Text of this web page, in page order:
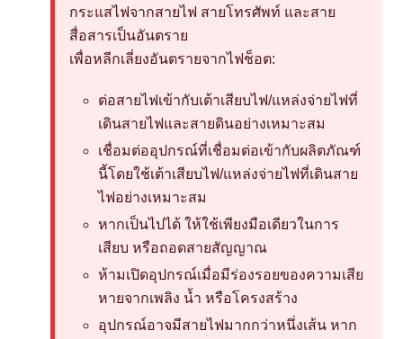
กระแสไฟจากสายไฟ สายโทรศัพท์ และสาย
สื่อสารเป็นอันตราย
เพื่อหลีกเลี่ยงอันตรายจากไฟช็อต:
ต่อสายไฟเข้ากับเต้าเสียบไฟ/แหล่งจ่ายไฟที่
เดินสายไฟและสายดินอย่างเหมาะสม
เชื่อมต่ออุปกรณ์ที่เชื่อมต่อเข้ากับผลิตภัณฑ์
นี้โดยใช้เต้าเสียบไฟ/แหล่งจ่ายไฟที่เดินสาย
ไฟอย่างเหมาะสม
หากเป็นไปได้ ให้ใช้เพียงมือเดียวในการ
เสียบ หรือถอดสายสัญญาณ
ห้ามเปิดอุปกรณ์เมื่อมีร่องรอยของความเสีย
หายจากเพลิง น้ำ หรือโครงสร้าง
อุปกรณ์อาจมีสายไฟมากกว่าหนึ่งเส้น หาก